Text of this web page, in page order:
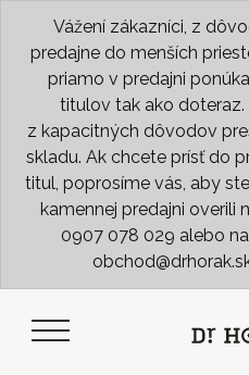
Vážení zákazníci, z
predajne do menších
priamo v predajni
titulov tak ako
z kapacitných dôvodov
skladu. Ak chcete prísť do
titul, poprosíme vás, aby
kamennej predajni overili
0907 078 029 alebo